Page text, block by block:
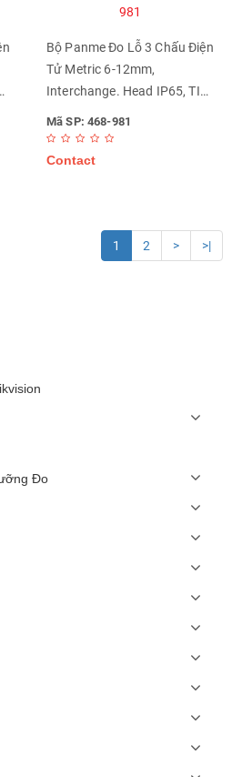
Bộ Panme Đo Lỗ 3 Chấu Điện
Tử Metric 6-12mm,
Interchange. Head IP65, TIN
Mitutoyo, 468-981
Mã SP: 468-981
Contact
1 2 > >|
Đo